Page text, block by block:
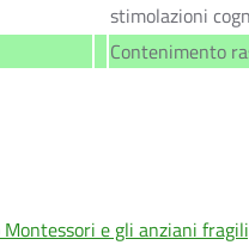
stimolazioni
Contenimento
Montessori e gli anziani